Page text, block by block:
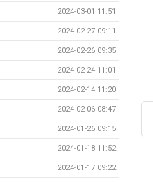
2024-03-01 11:51
2024-02-27 09:11
2024-02-26 09:35
2024-02-24 11:01
2024-02-14 11:20
2024-02-06 08:47
2024-01-26 09:15
2024-01-18 11:52
2024-01-17 09:22